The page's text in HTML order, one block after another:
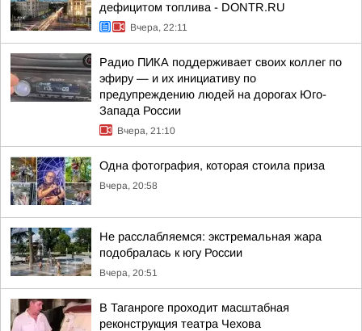
дефицитом топлива - DONTR.RU
Вчера, 22:11
Радио ПИКА поддерживает своих коллег по
эфиру — и их инициативу по
предупреждению людей на дорогах Юго-
Запада России
Вчера, 21:10
Одна фотография, которая стоила приза
Вчера, 20:58
Не расслабляемся: экстремальная жара
подобралась к югу России
Вчера, 20:51
В Таганроге проходит масштабная
реконструкция театра Чехова